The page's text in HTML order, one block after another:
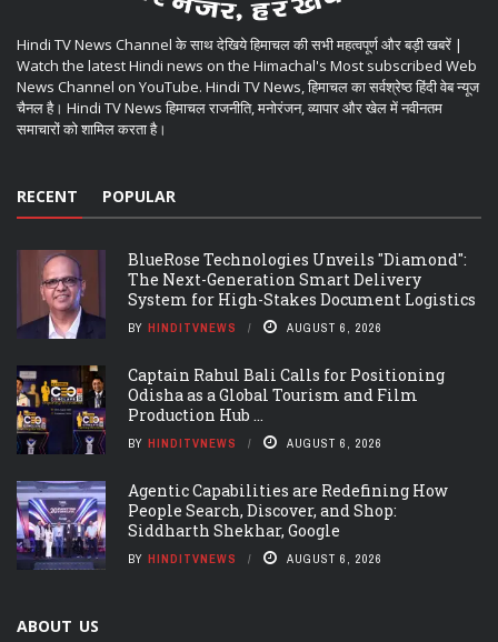
Hindi TV News Channel के साथ देखिये हिमाचल की सभी महत्वपूर्ण और बड़ी खबरें |
Watch the latest Hindi news on the Himachal's Most subscribed Web
News Channel on YouTube. Hindi TV News, हिमाचल का सर्वश्रेष्ठ हिंदी वेब न्यूज
चैनल है। Hindi TV News हिमाचल राजनीति, मनोरंजन, व्यापार और खेल में नवीनतम
समाचारों को शामिल करता है।
RECENT POPULAR
BlueRose Technologies Unveils "Diamond":
The Next-Generation Smart Delivery
System for High-Stakes Document Logistics
BY HINDITVNEWS AUGUST 6, 2026
Captain Rahul Bali Calls for Positioning
Odisha as a Global Tourism and Film
Production Hub ...
BY HINDITVNEWS AUGUST 6, 2026
Agentic Capabilities are Redefining How
People Search, Discover, and Shop:
Siddharth Shekhar, Google
BY HINDITVNEWS AUGUST 6, 2026
ABOUT US